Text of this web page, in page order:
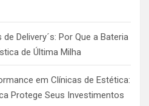
Delivery´s: Por Que a Bateria
de Última Milha
em Clínicas de Estética:
Protege Seus Investimentos